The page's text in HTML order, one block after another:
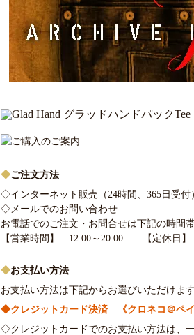
◆ご注文方法
◇インターネット販売（24時間、365日受
◇ メールでのお問い合わせ
お電話でのご注文・お問合せは下記の時間
【営業時間】 12:00～20:00 【定休日
◆お支払い方法
お支払い方法は下記からお選びいただけます
◆クレジットカード決済 《クロネコ＠ペイ
◇クレジットカードでのお支払い方法は、